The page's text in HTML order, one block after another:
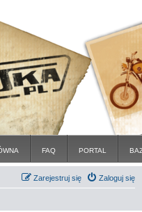
FAQ PORTAL
Zaloguj się
Zarejestruj się